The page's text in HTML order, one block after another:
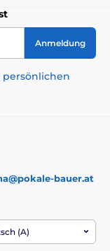
Anmeldung
persönlichen
bauer.at
(A)